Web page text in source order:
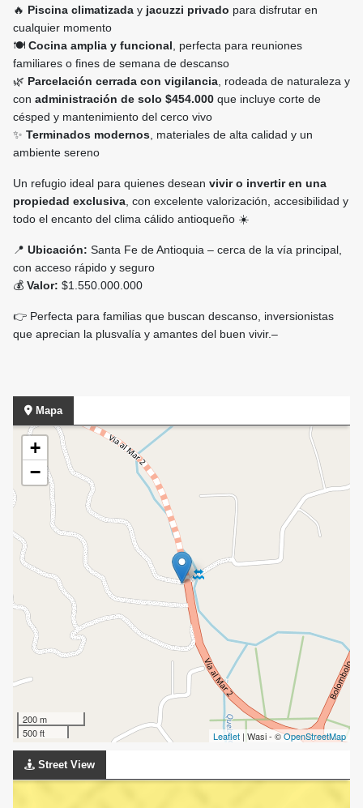
🔥 Piscina climatizada y jacuzzi privado para disfrutar en
cualquier momento
🍽️ Cocina amplia y funcional , perfecta para reuniones
familiares o fines de semana de descanso
🌿 Parcelación cerrada con vigilancia , rodeada de naturaleza y
con administración de solo $454.000 que incluye corte de
césped y mantenimiento del cerco vivo
✨ Terminados modernos , materiales de alta calidad y un
ambiente sereno
Un refugio ideal para quienes desean vivir o invertir en una
propiedad exclusiva , con excelente valorización, accesibilidad y
todo el encanto del clima cálido antioqueño ☀️
📍 Ubicación: Santa Fe de Antioquia – cerca de la vía principal,
con acceso rápido y seguro
💰 Valor: $1.550.000.000
👉 Perfecta para familias que buscan descanso, inversionistas
que aprecian la plusvalía y amantes del buen vivir.–
Mapa
+
−
200 m
500 ft
Leaflet | Wasi - ©OpenStreetMap
Street View